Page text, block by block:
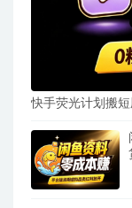
快手荧光计划搬